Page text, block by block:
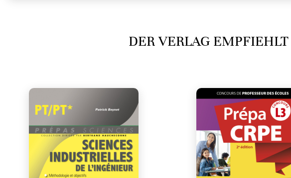
DER VERLAG EMPFIEHLT